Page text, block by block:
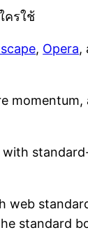
ครใช้
, Opera,
web
standard